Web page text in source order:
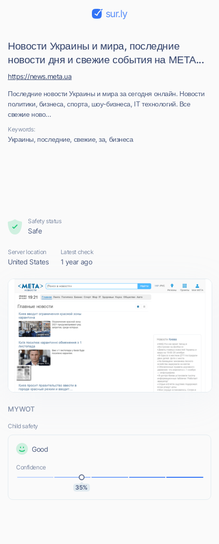
sur.ly
Новости Украины и мира, последние
новости дня и свежие события на МЕТА...
Последние новости Украины и мира за сегодня онлайн. Новости
политики, бизнеса, спорта, шоу-бизнеса, IT технологий. Все
свежие ново...
Keywords:
Украины, последние, свежие, за, бизнеса
https://news.meta.ua
Safety status
Safe
Server location
United States
Latest check
1 year ago
MYWOT
Child safety
Good
Confidence
35%